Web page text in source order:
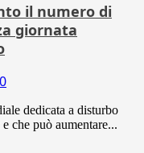
il numero di
giornata
0
dedicata a disturbo
che può aumentare...